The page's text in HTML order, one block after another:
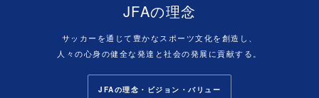
JFAの理念
サッカーを通じて豊かなスポーツ文化を創造し、
人々の心身の健全な発達と社会の発展に貢献する。
JFAの理念・ビジョン・バリュー